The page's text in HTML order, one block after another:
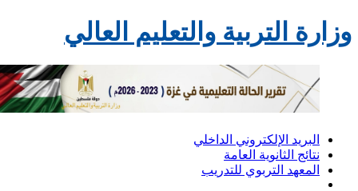
التربية والتعليم العالي
البريد الإلكتروني الداخلي
نتائج الثانوية العامة
المعهد التربوي للتدريب